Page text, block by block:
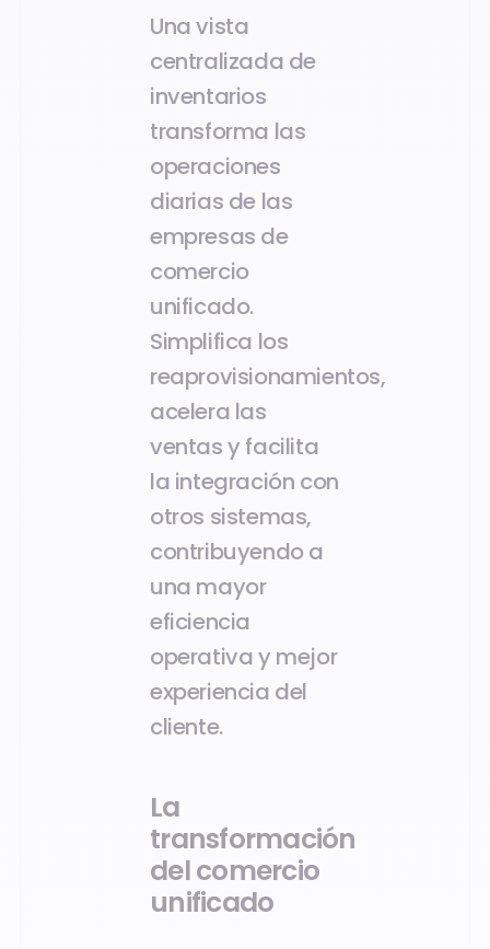
Una vista
centralizada de
inventarios
transforma las
operaciones
diarias de las
empresas de
comercio
unificado.
Simplifica los
reaprovisionamientos,
acelera las
ventas y facilita
la integración con
otros sistemas,
contribuyendo a
una mayor
eficiencia
operativa y mejor
experiencia del
cliente.
La
transformación
del comercio
unificado